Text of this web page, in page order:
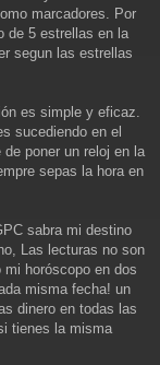
marcadores. Por
de 5 estrellas en la
segun las estrellas
es simple y eficaz.
sucediendo en el
poner un reloj en la
sepas la hora en
sabra mi destino
Las lecturas no son
mi horóscopo en dos
misma fecha! un
dinero en todas las
tienes la misma